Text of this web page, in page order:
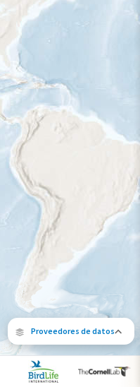
Proveedores de datos
especies por estación
de verano
de invierno
a lo largo del año